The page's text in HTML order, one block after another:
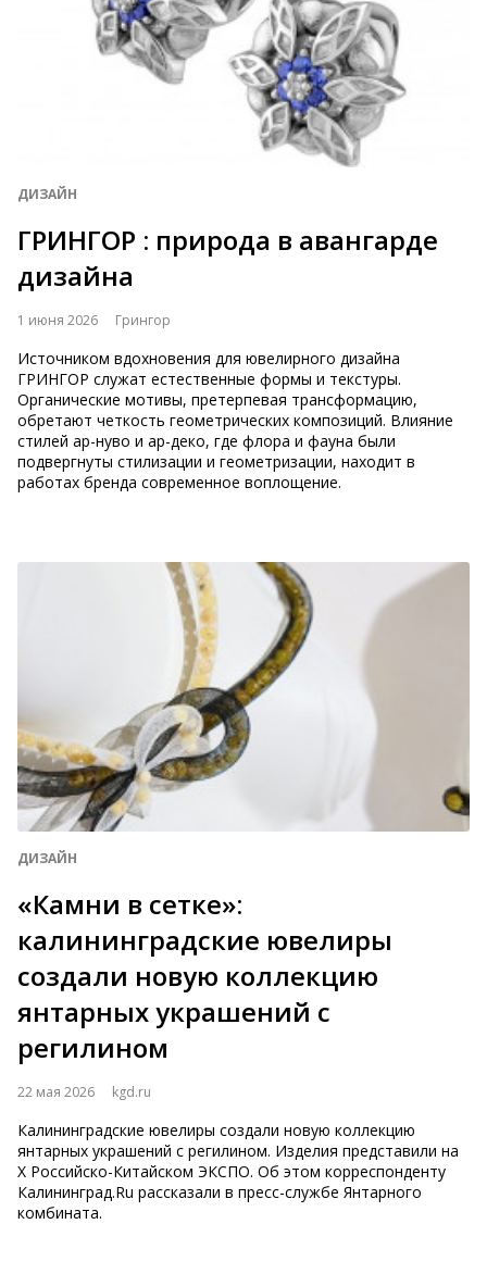
ДИЗАЙН
ГРИНГОР : природа в авангарде
дизайна
1 июня 2026 Грингор
Источником вдохновения для ювелирного дизайна
ГРИНГОР служат естественные формы и текстуры.
Органические мотивы, претерпевая трансформацию,
обретают четкость геометрических композиций. Влияние
стилей ар-нуво и ар-деко, где флора и фауна были
подвергнуты стилизации и геометризации, находит в
работах бренда современное воплощение.
ДИЗАЙН
«Камни в сетке»:
калининградские ювелиры
создали новую коллекцию
янтарных украшений с
регилином
22 мая 2026 kgd.ru
Калининградские ювелиры создали новую коллекцию
янтарных украшений с регилином. Изделия представили на
Х Российско-Китайском ЭКСПО. Об этом корреспонденту
Калининград.Ru рассказали в пресс-службе Янтарного
комбината.